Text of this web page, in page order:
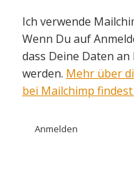
Ich verwende
Wenn Du auf
dass Deine Daten
werden. Mehr über
bei Mailchimp